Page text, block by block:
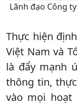
Lãnh đạo Công
Thực hiện
Việt Nam và
là đẩy mạnh
thông tin,
vào mọi hoạt